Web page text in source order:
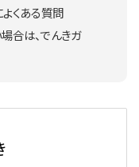
くある質問
合は、でんきガ